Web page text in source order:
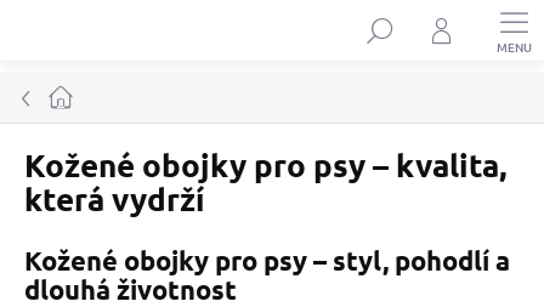
Hledat
Domů
Kožené obojky pro psy – kvalita,
která vydrží
Kožené obojky pro psy – styl, pohodlí a
dlouhá životnost